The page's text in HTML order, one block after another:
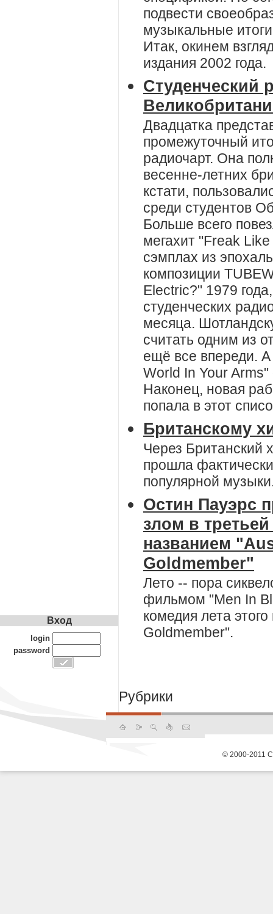
подвести
музыкальные
Итак, окинем
издания 2002 года.
Студенческий
Двадцатка
промежуточный
радиочарт. Она
весенне-летних
кстати,
среди студентов
Больше всего
мегахит "Freak
сэмплах из
композиции
Electric?" 1979
студенческих
месяца.
считать одним из
ещё все впереди.
World In Your
Наконец, новая
попала в этот
Британскому
Через Британский
прошла
популярной
Остин Пауэрс
злом в
названием
Goldmember"
Лето -- пора
фильмом "Men In
комедия лета
Goldmember".
Рубрики
Вход
login
password
© 2000-2011